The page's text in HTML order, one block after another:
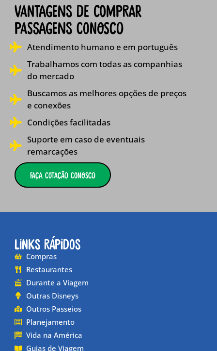
VAntagens de comprar
passagens conosco
Atendimento humano e em português
Trabalhamos com todas as companhias
do mercado
Buscamos as melhores opções de preços
e conexões
Condições facilitadas
Suporte em caso de eventuais
remarcações
Faça cotação conosco
Links Rápidos
Compras
Restaurantes
Durante a Viagem
Outras Disneys
Outros Passeios
Planejamento
Vida na América
Guias de Viagem